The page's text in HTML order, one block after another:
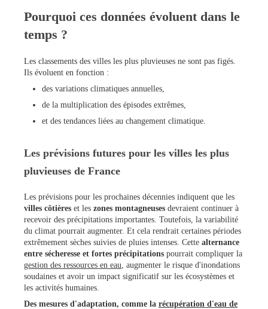
Pourquoi ces données évoluent dans le
temps ?
Les classements des villes les plus pluvieuses ne sont pas figés.
Ils évoluent en fonction :
des variations climatiques annuelles,
de la multiplication des épisodes extrêmes,
et des tendances liées au changement climatique.
Les prévisions futures pour les villes les plus
pluvieuses de France
Les prévisions pour les prochaines décennies indiquent que les
villes côtières et les zones montagneuses devraient continuer à
recevoir des précipitations importantes. Toutefois, la variabilité
du climat pourrait augmenter. Et cela rendrait certaines périodes
extrêmement sèches suivies de pluies intenses. Cette alternance
entre sécheresse et fortes précipitations pourrait compliquer la
gestion des ressources en eau , augmenter le risque d'inondations
soudaines et avoir un impact significatif sur les écosystèmes et
les activités humaines.
Des mesures d'adaptation, comme la récupération d'eau de